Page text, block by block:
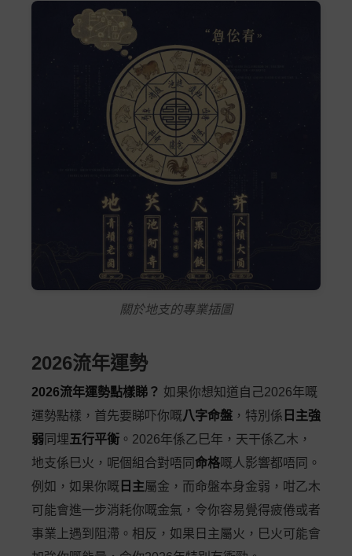
關於地支的專業插圖
2026流年運勢
2026流年運勢點樣睇？ 如果你想知道自己2026年嘅
運勢點樣，首先要睇吓你嘅八字命盤 ，特別係 日主強
弱 同埋五行平衡 。2026年係乙巳年，天干係乙木，
地支係巳火，呢個組合對唔同 命格嘅人影響都唔同。
例如，如果你嘅 日主屬金，而命盤本身金弱，咁乙木
可能會進一步消耗你嘅金氣，令你容易覺得疲倦或者
事業上遇到阻滯。相反，如果日主屬火，巳火可能會